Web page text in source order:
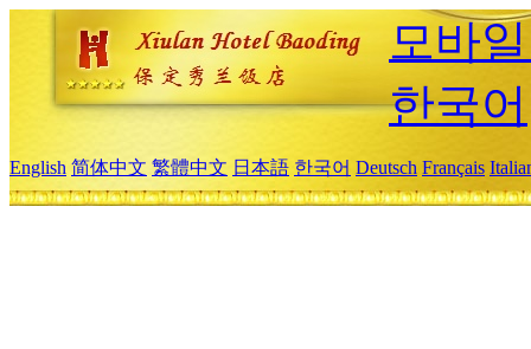
모바
한국어
English 简体中文 繁體中文 日本語 한국어 Deutsch Français